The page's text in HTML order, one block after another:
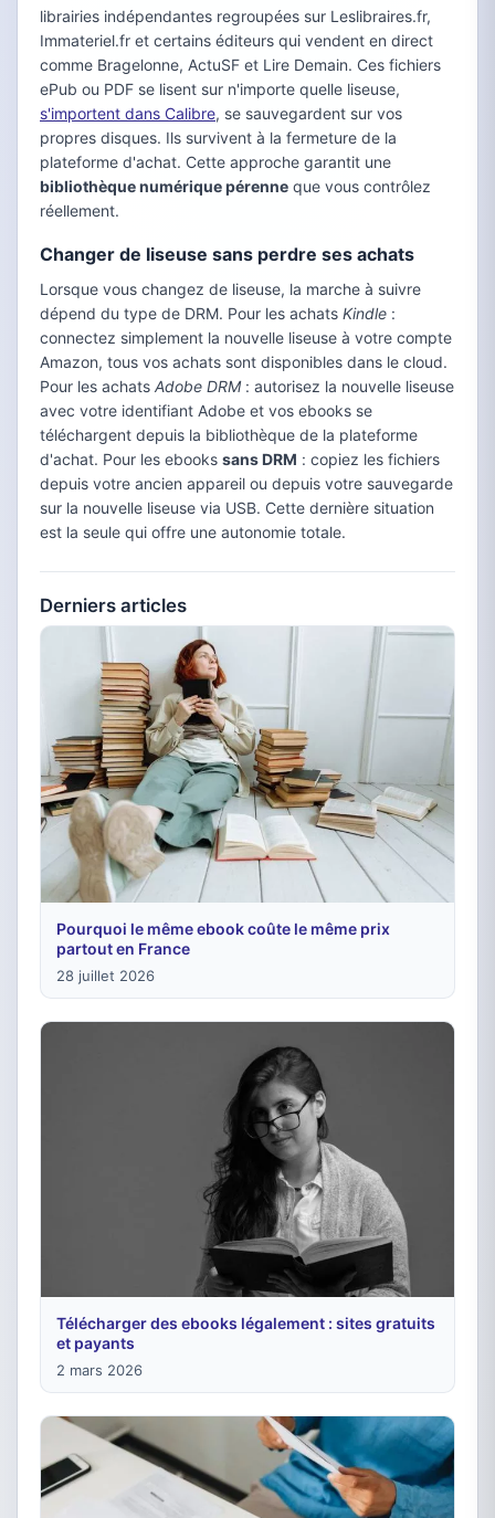
librairies indépendantes regroupées sur Leslibraires.fr,
Immateriel.fr et certains éditeurs qui vendent en direct
comme Bragelonne, ActuSF et Lire Demain. Ces fichiers
ePub ou PDF se lisent sur n'importe quelle liseuse,
s'importent dans Calibre, se sauvegardent sur vos
propres disques. Ils survivent à la fermeture de la
plateforme d'achat. Cette approche garantit une
bibliothèque numérique pérenne que vous contrôlez
réellement.
Changer de liseuse sans perdre ses achats
Lorsque vous changez de liseuse, la marche à suivre
dépend du type de DRM. Pour les achats Kindle :
connectez simplement la nouvelle liseuse à votre compte
Amazon, tous vos achats sont disponibles dans le cloud.
Pour les achats Adobe DRM: autorisez la nouvelle liseuse
avec votre identifiant Adobe et vos ebooks se
téléchargent depuis la bibliothèque de la plateforme
d'achat. Pour les ebooks sans DRM : copiez les fichiers
depuis votre ancien appareil ou depuis votre sauvegarde
sur la nouvelle liseuse via USB. Cette dernière situation
est la seule qui offre une autonomie totale.
Derniers articles
Pourquoi le même ebook coûte le même prix
partout en France
28 juillet 2026
Télécharger des ebooks légalement : sites gratuits
et payants
2 mars 2026